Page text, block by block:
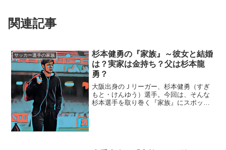
関連記事
サッカー選手の家族
杉本健勇の『家族』～彼女と結婚
は？実家は金持ち？父は杉本龍
勇？
大阪出身のＪリーガー、杉本健勇（すぎ
もと・けんゆう）選手。今回は、そんな
杉本選手を取り巻く『家族』にスポット